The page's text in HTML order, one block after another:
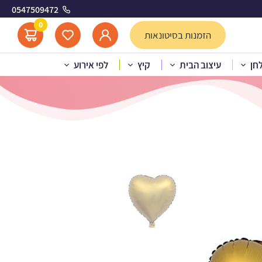
0547509472
הזמנות בסיטונאות
0
עיצוב הבית קיץ לפי אירוע לב זהב – כרום